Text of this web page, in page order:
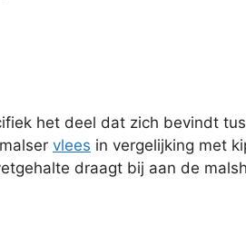
het deel dat zich bevindt
vlees in vergelijking met
draagt bij aan de